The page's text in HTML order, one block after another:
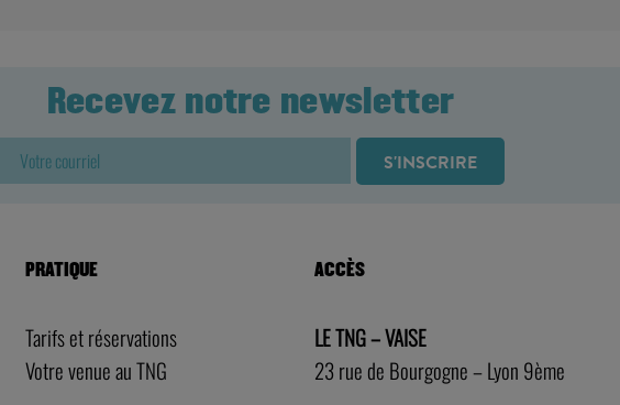
Recevez notre newsletter
PRATIQUE
Tarifs et réservations
Votre venue au TNG
ACCÈS
LE TNG – VAISE
23 rue de Bourgogne – Lyon 9ème